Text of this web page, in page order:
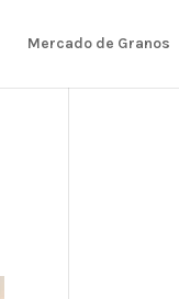
Mercado de Granos